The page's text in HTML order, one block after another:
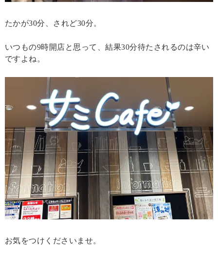
たかが30分、されど30分。
いつもの9時開店と思って、結果30分待たされるのは辛い
ですよね。
お気をつけくださいませ。